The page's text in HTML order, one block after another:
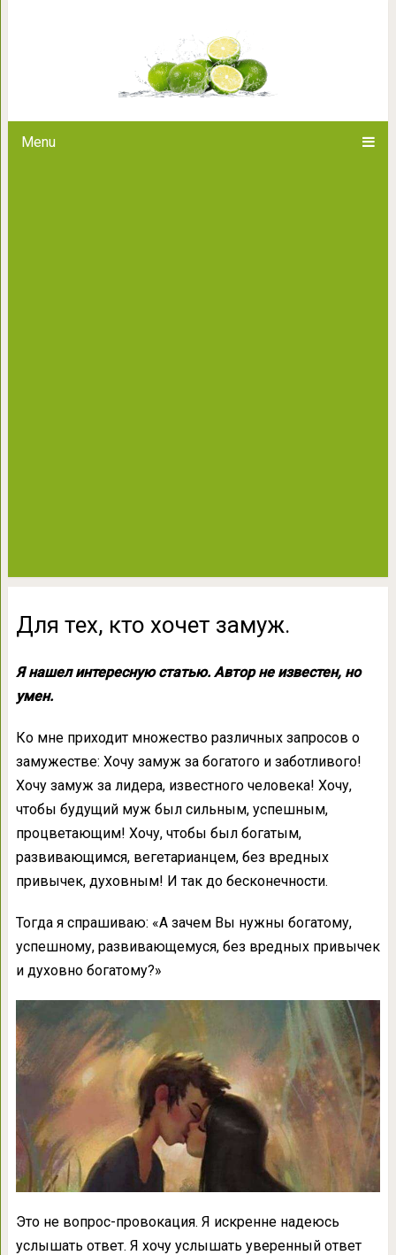
Menu
Для тех, кто хочет замуж.
Я нашел интересную статью. Автор не известен, но
умен.
Ко мне приходит множество различных запросов о
замужестве: Хочу замуж за богатого и заботливого!
Хочу замуж за лидера, известного человека! Хочу,
чтобы будущий муж был сильным, успешным,
процветающим! Хочу, чтобы был богатым,
развивающимся, вегетарианцем, без вредных
привычек, духовным! И так до бесконечности.
Тогда я спрашиваю: «А зачем Вы нужны богатому,
успешному, развивающемуся, без вредных привычек
и духовно богатому?»
Это не вопрос-провокация. Я искренне надеюсь
услышать ответ. Я хочу услышать уверенный ответ